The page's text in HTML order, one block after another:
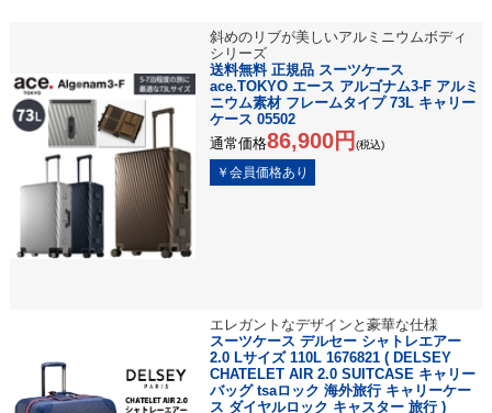
斜めのリブが美しいアルミニウムボディ
シリーズ
送料無料 正規品 スーツケース
ace.TOKYO エース アルゴナム3-F アルミ
ニウム素材 フレームタイプ 73L キャリー
ケース 05502
通常価格86,900円 (税込)
エレガントなデザインと豪華な仕様
スーツケース デルセー シャトレエアー
2.0 Lサイズ 110L 1676821 ( DELSEY
CHATELET AIR 2.0 SUITCASE キャリー
バッグ tsaロック 海外旅行 キャリーケー
ス ダイヤルロック キャスター 旅行 )